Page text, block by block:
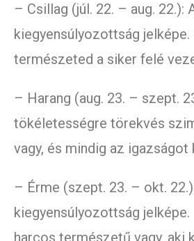
– Csillag (júl. 22. – aug. 22.):
kiegyensúlyozottság
természeted a siker felé
– Harang (aug. 23. – szept.
tökéletességre törekvés
vagy, és mindig az igazságot
– Érme (szept. 23. – okt.
kiegyensúlyozottság jelképe.
harcos természetű vagy, aki